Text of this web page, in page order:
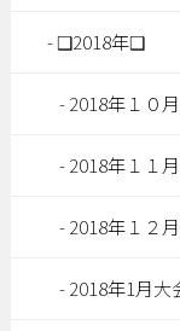
❑2018年❑
2018年１０
2018年１１
2018年１２
2018年1月大